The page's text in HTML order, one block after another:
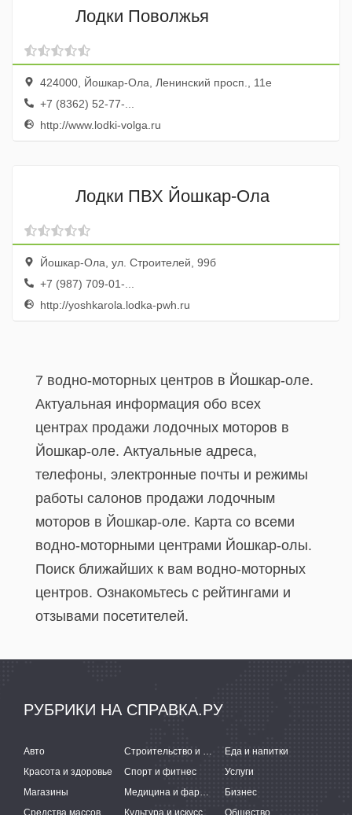
Лодки Поволжья
424000, Йошкар-Ола, Ленинский просп., 11е
+7 (8362) 52-77-...
http://www.lodki-volga.ru
Лодки ПВХ Йошкар-Ола
Йошкар-Ола, ул. Строителей, 99б
+7 (987) 709-01-...
http://yoshkarola.lodka-pwh.ru
7 водно-моторных центров в Йошкар-оле.
Актуальная информация обо всех
центрах продажи лодочных моторов в
Йошкар-оле. Актуальные адреса,
телефоны, электронные почты и режимы
работы салонов продажи лодочным
моторов в Йошкар-оле. Карта со всеми
водно-моторными центрами Йошкар-олы.
Поиск ближайших к вам водно-моторных
центров. Ознакомьтесь с рейтингами и
отзывами посетителей.
РУБРИКИ НА СПРАВКА.РУ
Авто Строительство и ремонт
Еда и напитки
Красота и здоровье
Спорт и фитнес
Услуги
Магазины
Медицина и фармацевтика
Бизнес
Общество